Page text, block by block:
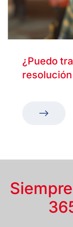
¿Puedo